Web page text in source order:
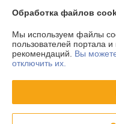
О нас
Контакты
Обработка файлов
Мы используем файлы
пользователей портала
рекомендаций. Вы
отключить их.